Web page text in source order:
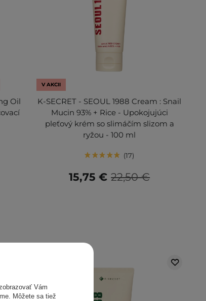
Oil
V AKCII
K-SECRET - SEOUL 1988 Cream : Snail
Mucin 93% + Rice - Upokojujúci
pleťový krém so slimáčím slizom a
ryžou - 100 ml
17
22,50 €
15,75 €
Vám
Môžete sa tiež